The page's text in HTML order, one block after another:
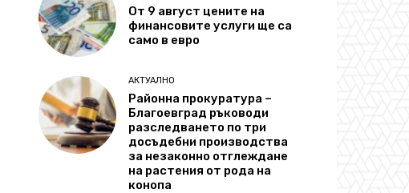
От 9 август цените на
финансовите услуги ще са
само в евро
АКТУАЛНО
Районна прокуратура –
Благоевград ръководи
разследването по три
досъдебни производства
за незаконно отглеждане
на растения от рода на
конопа